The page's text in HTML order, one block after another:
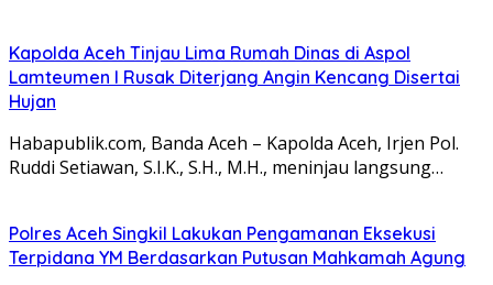
Kapolda Aceh Tinjau Lima Rumah Dinas di Aspol
Lamteumen I Rusak Diterjang Angin Kencang Disertai
Hujan
Habapublik.com, Banda Aceh – Kapolda Aceh, Irjen Pol.
Ruddi Setiawan, S.I.K., S.H., M.H., meninjau langsung…
Polres Aceh Singkil Lakukan Pengamanan Eksekusi
Terpidana YM Berdasarkan Putusan Mahkamah Agung